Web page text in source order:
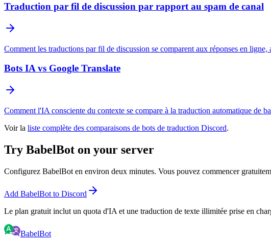
Traduction par fil de discussion par rapport au spam de canal
Comment les traductions par fil de discussion se comparent aux réponses en
Bots IA vs Google Translate
Comment l'IA consciente du contexte se compare à la traduction automatique de
Voir la liste complète des comparaisons de bots de traduction Discord.
Try BabelBot on your server
Configurez BabelBot en environ deux minutes. Vous pouvez commencer
Add BabelBot to Discord
Le plan gratuit inclut un quota d'IA et une traduction de texte illimitée prise en
BabelBot